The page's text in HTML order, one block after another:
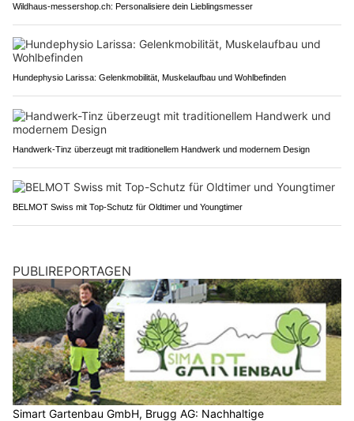
Wildhaus-messershop.ch: Personalisiere dein Lieblingsmesser
Hundephysio Larissa: Gelenkmobilität, Muskelaufbau und Wohlbefinden
Handwerk-Tinz überzeugt mit traditionellem Handwerk und modernem Design
BELMOT Swiss mit Top-Schutz für Oldtimer und Youngtimer
PUBLIREPORTAGEN
Simart Gartenbau GmbH, Brugg AG: Nachhaltige